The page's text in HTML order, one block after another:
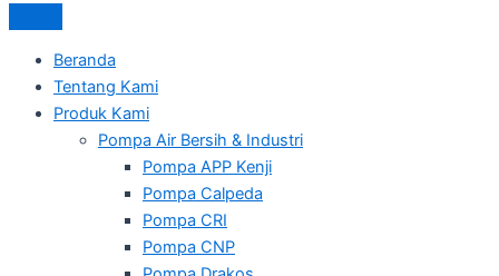
Beranda
Tentang Kami
Produk Kami
Pompa Air Bersih & Industri
Pompa APP Kenji
Pompa Calpeda
Pompa CRI
Pompa CNP